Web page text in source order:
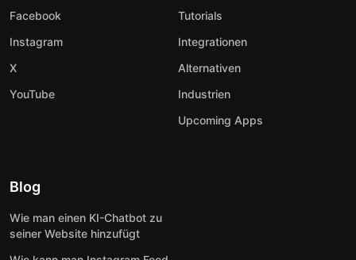
Facebook
Instagram
X
YouTube
Tutorials
Integrationen
Alternativen
Industrien
Upcoming Apps
Blog
Wie man einen KI-Chatbot zu
seiner Website hinzufügt